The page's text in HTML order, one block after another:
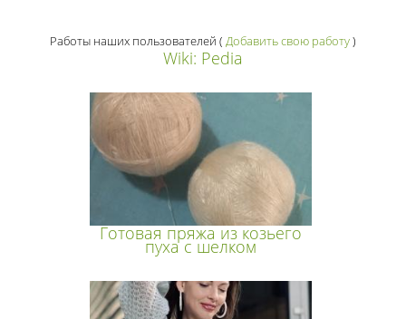
Работы наших пользователей ( Добавить свою работу)
Wiki: Pedia
Готовая пряжа из козьего
пуха с шелком